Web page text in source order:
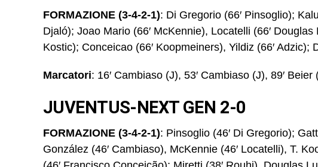
FORMAZIONE (3-4-2-1): Di Gregorio (66′ Pinsoglio);
Djaló); Joao Mario (66′ McKennie), Locatelli (66′
Kostic); Conceicao (66′ Koopmeiners), Yildiz (66′ Adzic);
Marcatori: 16′ Cambiaso (J), 53′ Cambiaso (J), 89′ Beier
JUVENTUS-NEXT GEN 2-0
FORMAZIONE (3-4-2-1): Pinsoglio (46′ Di Gregorio);
González (46′ Cambiaso), McKennie (46′ Locatelli), T.